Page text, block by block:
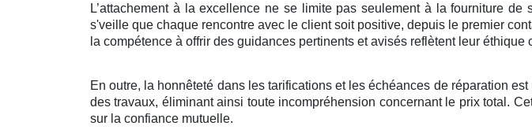
L’attachement à la excellence ne se limite pas seulement à la fourniture
s'veille que chaque rencontre avec le client soit positive, depuis le premier
la compétence à offrir des guidances pertinents et avisés reflètent leur éthique
En outre, la honnêteté dans les tarifications et les échéances de réparation
des travaux, éliminant ainsi toute incompréhension concernant le prix total.
sur la confiance mutuelle.